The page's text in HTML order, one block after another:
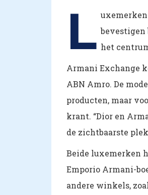
L bevestigen
het
Armani Exchange
ABN Amro. De
producten, maar
krant. “Dior en
de zichtbaarste
Beide luxemerken
Emporio Armani-
andere winkels,